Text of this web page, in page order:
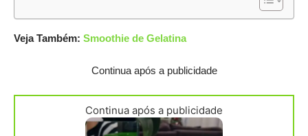
Veja Também: Smoothie de Gelatina
Continua após a publicidade
Continua após a publicidade